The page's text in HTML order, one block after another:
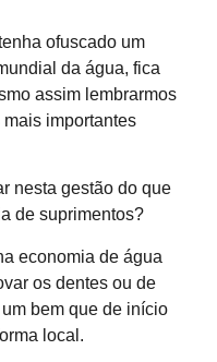
ofuscado um
da água, fica
assim lembrarmos
importantes
nesta gestão do que
de suprimentos?
economia de água
os dentes ou de
bem que de início
local.